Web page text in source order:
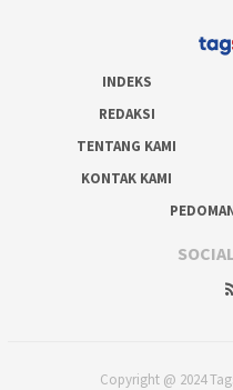
INDEKS
REDAKSI
TENTANG KAMI
KONTAK KAMI
Copyright @ 2024